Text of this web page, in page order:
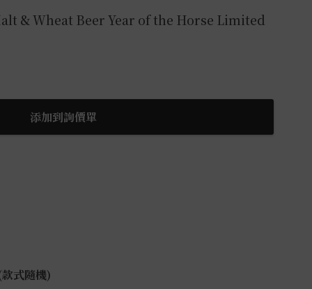
& Wheat Beer Year of the Horse Limited
添加到詢價單
式隨機)